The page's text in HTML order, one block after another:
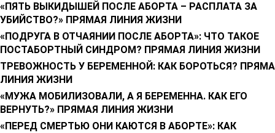
«ПЯТЬ ВЫКИДЫШЕЙ ПОСЛЕ АБОРТА – РАСПЛАТА ЗА
УБИЙСТВО?» ПРЯМАЯ ЛИНИЯ ЖИЗНИ
«ПОДРУГА В ОТЧАЯНИИ ПОСЛЕ АБОРТА»: ЧТО ТАКОЕ
ПОСТАБОРТНЫЙ СИНДРОМ? ПРЯМАЯ ЛИНИЯ ЖИЗНИ
ТРЕВОЖНОСТЬ У БЕРЕМЕННОЙ: КАК БОРОТЬСЯ?
ЛИНИЯ ЖИЗНИ
«МУЖА МОБИЛИЗОВАЛИ, А Я БЕРЕМЕННА. КАК ЕГО
ВЕРНУТЬ?» ПРЯМАЯ ЛИНИЯ ЖИЗНИ
«ПЕРЕД СМЕРТЬЮ ОНИ КАЮТСЯ В АБОРТЕ»: КАК